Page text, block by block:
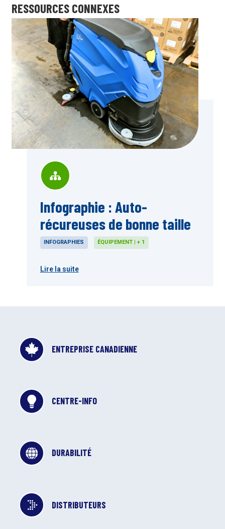
RESSOURCES CONNEXES
Infographie : Auto-
récureuses de bonne taille
INFOGRAPHIES ÉQUIPEMENT | + 1
Lire la suite
ENTREPRISE CANADIENNE
CENTRE-INFO
DURABILITÉ
DISTRIBUTEURS